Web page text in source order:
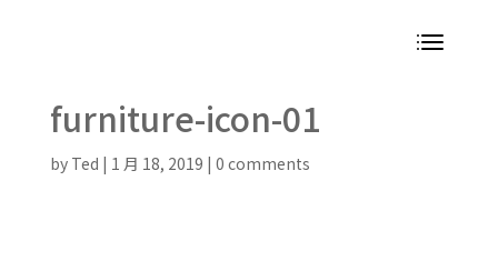
furniture-icon-01
by Ted | 1 月 18, 2019 | 0 comments